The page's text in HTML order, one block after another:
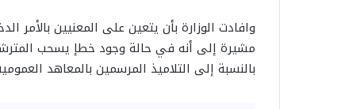
وافادت الوزارة بأن يتعين على المعنيين بالأمر
مشيرة إلى أنه في حالة وجود خطإ يسحب
بالنسبة إلى التلاميذ المرسمين بالمعاهد العمومية